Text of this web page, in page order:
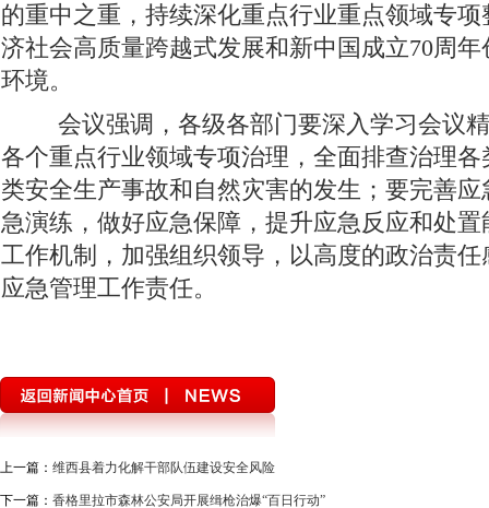
的重中之重，持续深化重点行业重点领域专
济社会高质量跨越式发展和新中国成立70周
环境。
会议强调，各级各部门要深入学习会议
各个重点行业领域专项治理，全面排查治理
类安全生产事故和自然灾害的发生；要完善
急演练，做好应急保障，提升应急反应和处
工作机制，加强组织领导，以高度的政治责
应急管理工作责任。
上一篇： 维西县着力化解干部队伍建设安全风险
下一篇： 香格里拉市森林公安局开展缉枪治爆“百日行动”